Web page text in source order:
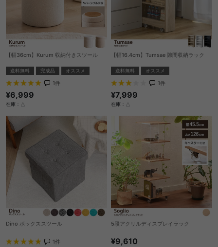
【幅36cm】Kurum 収納付きスツール
送料無料 完成品 オススメ
1件
¥6,999
在庫：△
【幅16.4cm】Tumsae 隙間収納ラック
送料無料 オススメ
1件
¥7,999
在庫：△
Dino ボックススツール
1件
5段アクリルディスプレイラック
¥9,610